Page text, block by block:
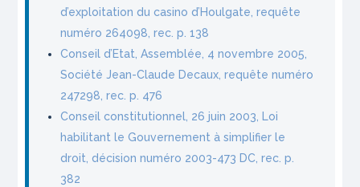
d’exploitation du casino d’Houlgate, requête
numéro 264098, rec. p. 138
Conseil d’Etat, Assemblée, 4 novembre 2005,
Société Jean-Claude Decaux, requête numéro
247298, rec. p. 476
Conseil constitutionnel, 26 juin 2003, Loi
habilitant le Gouvernement à simplifier le
droit, décision numéro 2003-473 DC, rec. p.
382